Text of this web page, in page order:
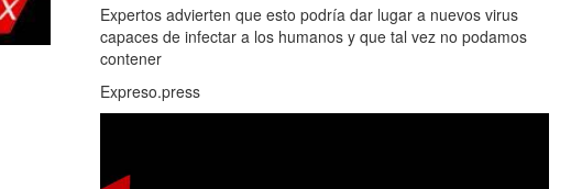
Expertos advierten que esto podría dar lugar a nuevos virus
capaces de infectar a los humanos y que tal vez no podamos
contener
Expreso.press